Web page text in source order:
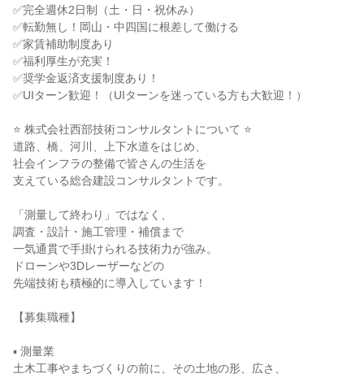
✅完全週休2日制（土・日・祝休み）
✅転勤無し！岡山・中四国に根差して働ける
✅家賃補助制度あり
✅福利厚生が充実！
✅奨学金返済支援制度あり！
✅UIターン歓迎！（UIターンを迷っている方も大歓迎！）
⭐ 株式会社西部技術コンサルタントについて ⭐
道路、橋、河川、上下水道をはじめ、
社会インフラの整備で皆さんの生活を
支えている総合建設コンサルタントです。
「測量して終わり」ではなく、
調査・設計・施工管理・補償まで
一気通貫で手掛けられる技術力が強み。
ドローンや3Dレーザーなどの
先端技術も積極的に導入しています！
【募集職種】
▪️ 測量業
土木工事やまちづくりの前に、その土地の形、広さ、